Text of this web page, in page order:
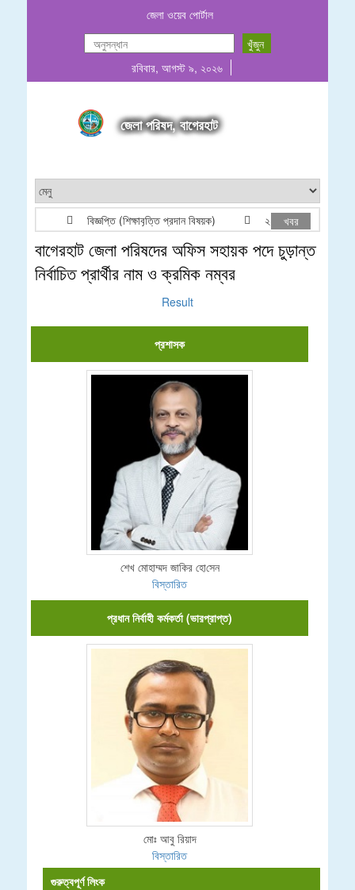
জেলা ওয়েব পোর্টাল
রবিবার, আগস্ট ৯, ২০২৬
জেলা পরিষদ, বাগেরহাট
বিজ্ঞপ্তি (শিক্ষাবৃত্তি প্রদান বিষয়ক) ২০২৬-২০২৭ অর্থবছরের
খবর
বাগেরহাট জেলা পরিষদের অফিস সহায়ক পদে চুড়ান্ত
নির্বাচিত প্রার্থীর নাম ও ক্রমিক নম্বর
Result
প্রশাসক
শেখ মোহাম্মদ জা‌কির হো‌সেন
বিস্তারিত
প্রধান নির্বাহী কর্মকর্তা (ভারপ্রাপ্ত)
মোঃ আবু রিয়াদ
বিস্তারিত
গুরুত্বপূর্ণ লিংক